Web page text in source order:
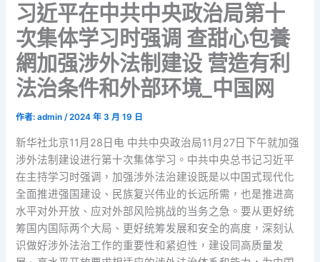
习近平在中共中央政治局第十
次集体学习时强调 查甜心包養
網加强涉外法制建设 营造有利
法治条件和外部环境_中国网
作者:admin/2024 年 3 月 19 日
新华社北京11月28日电 中共中央政治局11月27日下午就加强
涉外法制建设进行第十次集体学习。中共中央总书记习近平
在主持学习时强调，加强涉外法治建设既是以中国式现代化
全面推进强国建设、民族复兴伟业的长远所需，也是推进高
水平对外开放、应对外部风险挑战的当务之急。要从更好统
筹国内国际两个大局、更好统筹发展和安全的高度，深刻认
识做好涉外法治工作的重要性和紧迫性，建设同高质量发